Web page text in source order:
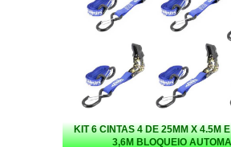
KIT 6 CINTAS 4 DE 25MM X 4.5M
3,6M BLOQUEIO